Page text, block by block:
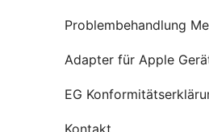
Problembehandlung
Adapter für Apple
EG